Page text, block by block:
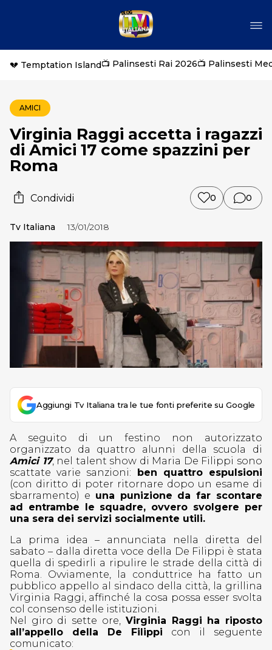
💔 Temptation Island📺 Palinsesti Rai 2026📺 Palinsesti
AMICI
Virginia Raggi accetta i ragazzi
di Amici 17 come spazzini per
Roma
Condividi 0 0
Tv Italiana 13/01/2018
Aggiungi Tv Italiana tra le tue fonti preferite su Google
A seguito di un festino non autorizzato
organizzato da quattro alunni della scuola di
Amici 17, nel talent show di Maria De Filippi sono
scattate varie sanzioni: ben quattro espulsioni
(con diritto di poter ritornare dopo un esame di
sbarramento) e una punizione da far scontare
ad entrambe le squadre, ovvero svolgere per
una sera dei servizi socialmente utili.
La prima idea – annunciata nella diretta del
sabato – dalla diretta voce della De Filippi è stata
quella di spedirli a ripulire le strade della città di
Roma. Ovviamente, la conduttrice ha fatto un
pubblico appello al sindaco della città, la grillina
Virginia Raggi, affinché la cosa possa esser svolta
col consenso delle istituzioni.
Nel giro di sette ore,Virginia Raggi ha riposto
all’appello della De Filippi con il seguente
comunicato: